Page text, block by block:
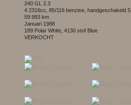
240 GL 2.3
4 2316cc, 85/116 benzine, handgeschakeld 5
59.993 km
januari 1988
189 Polar White, 4130 stof Blue
VERKOCHT